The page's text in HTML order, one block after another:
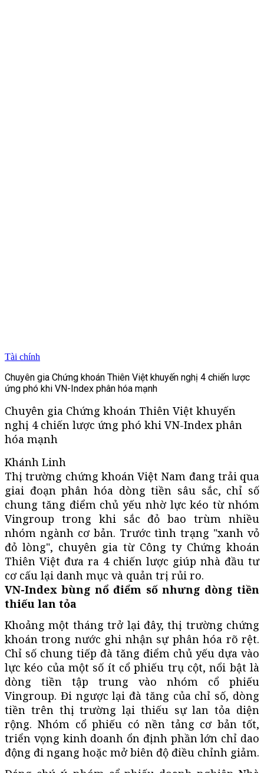
Tài chính
Chuyên gia Chứng khoán Thiên Việt khuyến nghị 4 chiến lược
ứng phó khi VN-Index phân hóa mạnh
Chuyên gia Chứng khoán Thiên Việt khuyến
nghị 4 chiến lược ứng phó khi VN-Index phân
hóa mạnh
Khánh Linh
Thị trường chứng khoán Việt Nam đang trải qua
giai đoạn phân hóa dòng tiền sâu sắc, chỉ số
chung tăng điểm chủ yếu nhờ lực kéo từ nhóm
Vingroup trong khi sắc đỏ bao trùm nhiều
nhóm ngành cơ bản. Trước tình trạng "xanh vỏ
đỏ lòng", chuyên gia từ Công ty Chứng khoán
Thiên Việt đưa ra 4 chiến lược giúp nhà đầu tư
cơ cấu lại danh mục và quản trị rủi ro.
VN-Index bùng nổ điểm số nhưng dòng tiền
thiếu lan tỏa
Khoảng một tháng trở lại đây, thị trường chứng
khoán trong nước ghi nhận sự phân hóa rõ rệt.
Chỉ số chung tiếp đà tăng điểm chủ yếu dựa vào
lực kéo của một số ít cổ phiếu trụ cột, nổi bật là
dòng tiền tập trung vào nhóm cổ phiếu
Vingroup. Đi ngược lại đà tăng của chỉ số, dòng
tiền trên thị trường lại thiếu sự lan tỏa diện
rộng. Nhóm cổ phiếu có nền tảng cơ bản tốt,
triển vọng kinh doanh ổn định phần lớn chỉ dao
động đi ngang hoặc mở biên độ điều chỉnh giảm.